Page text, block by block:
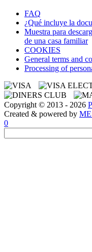
FAQ
¿Qué incluye la
Muestra para
de una casa familiar
COOKIES
General terms and
Processing of
Copyright © 2013 - 2026
Created & powered by
0